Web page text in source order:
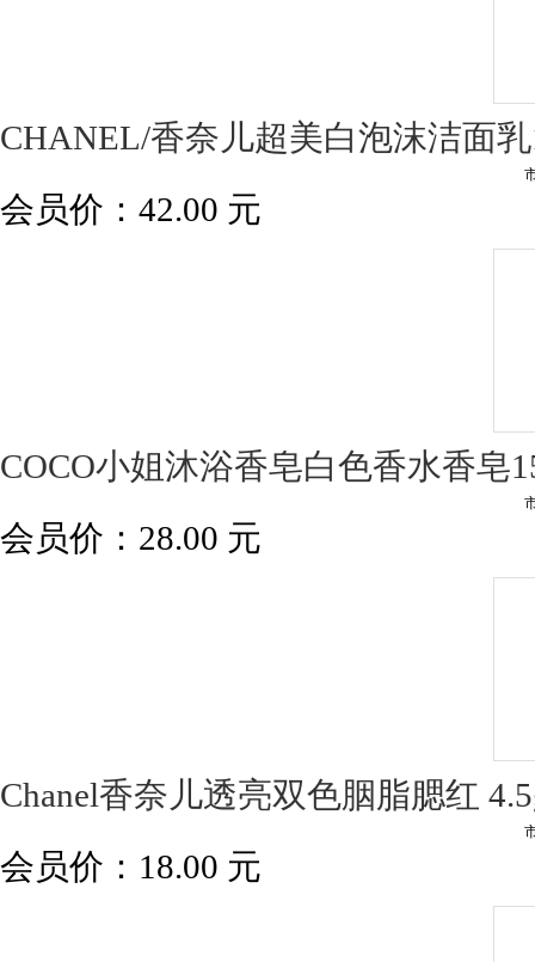
CHANEL/香奈儿超美白泡沫洁面
会员价： 42.00 元
COCO小姐沐浴香皂白色香水香皂
会员价： 28.00 元
Chanel香奈儿透亮双色胭脂腮红
会员价： 18.00 元